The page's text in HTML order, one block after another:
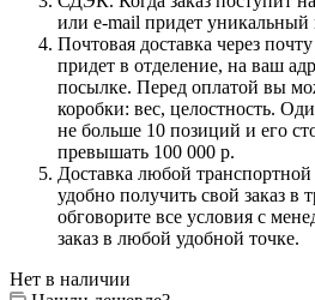
или e-mail придет уникальный
Почтовая доставка через
придет в отделение, на ваш
посылке. Перед оплатой вы
коробки: вес, целостность.
не больше 10 позиций и его
превышать 100 000 р.
Доставка любой
удобно получить свой заказ в
обговорите все условия с
заказ в любой удобной точке.
Нет в наличии